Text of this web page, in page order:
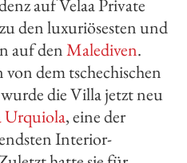
auf Velaa Private
den luxuriösesten und
auf denMalediven.
dem tschechischen
die Villa jetzt neu
Urquiola, eine der
Interior-